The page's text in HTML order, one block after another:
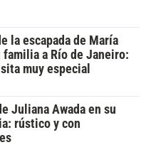
la escapada de María
familia a Río de Janeiro:
muy especial
Juliana Awada en su
rústico y con